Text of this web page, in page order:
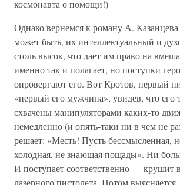
космонавта о помощи!)
Однако вернемся к роману А.
может быть, их интеллектуальный и
столь высок, что дает им право на
именно так и полагает, но поступки
опровергают его. Вот Кротов, первый
«первый его мужчина», увидев, что его
схвачены манипуляторами каких-то
немедленно (и опять-таки ни в чем не
решает: «Месть! Пусть бессмысленная,
холодная, не знающая пощады». Ни
И поступает соответственно — крушит
лазерного пистолета. Потом